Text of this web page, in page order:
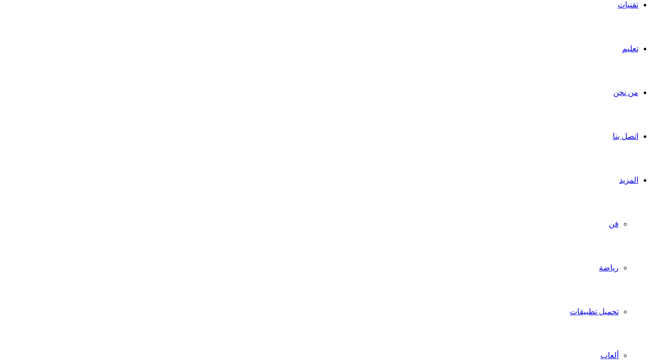
تقنيات
تعليم
من نحن
اتصل بنا
المزيد
فن
رياضة
تحميل تطبيقات
ألعاب